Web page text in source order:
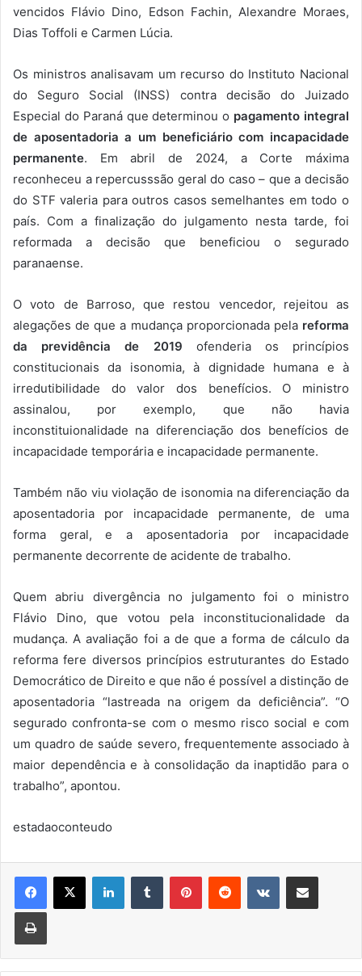
vencidos Flávio Dino, Edson Fachin, Alexandre Moraes,
Dias Toffoli e Carmen Lúcia.
Os ministros analisavam um recurso do Instituto Nacional
do Seguro Social (INSS) contra decisão do Juizado
Especial do Paraná que determinou o pagamento integral
de aposentadoria a um beneficiário com incapacidade
permanente. Em abril de 2024, a Corte máxima
reconheceu a repercusssão geral do caso – que a decisão
do STF valeria para outros casos semelhantes em todo o
país. Com a finalização do julgamento nesta tarde, foi
reformada a decisão que beneficiou o segurado
paranaense.
O voto de Barroso, que restou vencedor, rejeitou as
alegações de que a mudança proporcionada pela reforma
da previdência de 2019 ofenderia os princípios
constitucionais da isonomia, à dignidade humana e à
irredutibilidade do valor dos benefícios. O ministro
assinalou, por exemplo, que não havia
inconstituionalidade na diferenciação dos benefícios de
incapacidade temporária e incapacidade permanente.
Também não viu violação de isonomia na diferenciação da
aposentadoria por incapacidade permanente, de uma
forma geral, e a aposentadoria por incapacidade
permanente decorrente de acidente de trabalho.
Quem abriu divergência no julgamento foi o ministro
Flávio Dino, que votou pela inconstitucionalidade da
mudança. A avaliação foi a de que a forma de cálculo da
reforma fere diversos princípios estruturantes do Estado
Democrático de Direito e que não é possível a distinção de
aposentadoria “lastreada na origem da deficiência”. “O
segurado confronta-se com o mesmo risco social e com
um quadro de saúde severo, frequentemente associado à
maior dependência e à consolidação da inaptidão para o
trabalho”, apontou.
estadaoconteudo
LinkedinTumblr PinterestReddit VK Compartilhar via e-mail
Imprimir